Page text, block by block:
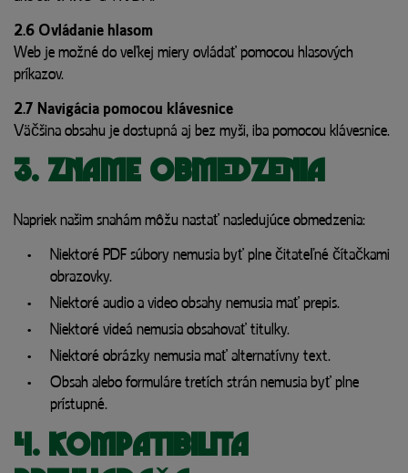
2.6 Ovládanie hlasom
Web je možné do veľkej miery ovládať pomocou hlasových
príkazov.
2.7 Navigácia pomocou klávesnice
Väčšina obsahu je dostupná aj bez myši, iba pomocou klávesnice.
3. Známe obmedzenia
Napriek našim snahám môžu nastať nasledujúce obmedzenia:
Niektoré PDF súbory nemusia byť plne čitateľné čítačkami
obrazovky.
Niektoré audio a video obsahy nemusia mať prepis.
Niektoré videá nemusia obsahovať titulky.
Niektoré obrázky nemusia mať alternatívny text.
Obsah alebo formuláre tretích strán nemusia byť plne
prístupné.
4. Kompatibilita